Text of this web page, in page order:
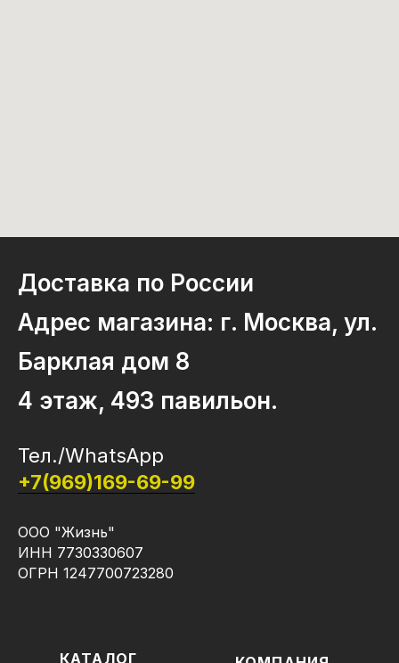
Доставка по России
Адрес магазина: г. Москва, ул.
Барклая дом 8
4 этаж, 493 павильон.
Тел./WhatsApp
+7(969)169-69-99
ООО "Жизнь"
ИНН 7730330607
ОГРН 1247700723280
КАТАЛОГ